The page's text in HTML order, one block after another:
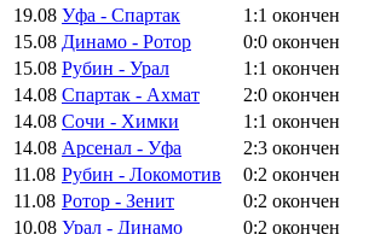
19.08 Уфа - Спартак 1:1 окончен
15.08 Динамо - Ротор 0:0 окончен
15.08 Рубин - Урал 1:1 окончен
14.08 Спартак - Ахмат 2:0 окончен
14.08 Сочи - Химки 1:1 окончен
14.08 Арсенал - Уфа 2:3 окончен
11.08 Рубин - Локомотив 0:2 окончен
11.08 Ротор - Зенит 0:2 окончен
10.08 Урал - Динамо 0:2 окончен